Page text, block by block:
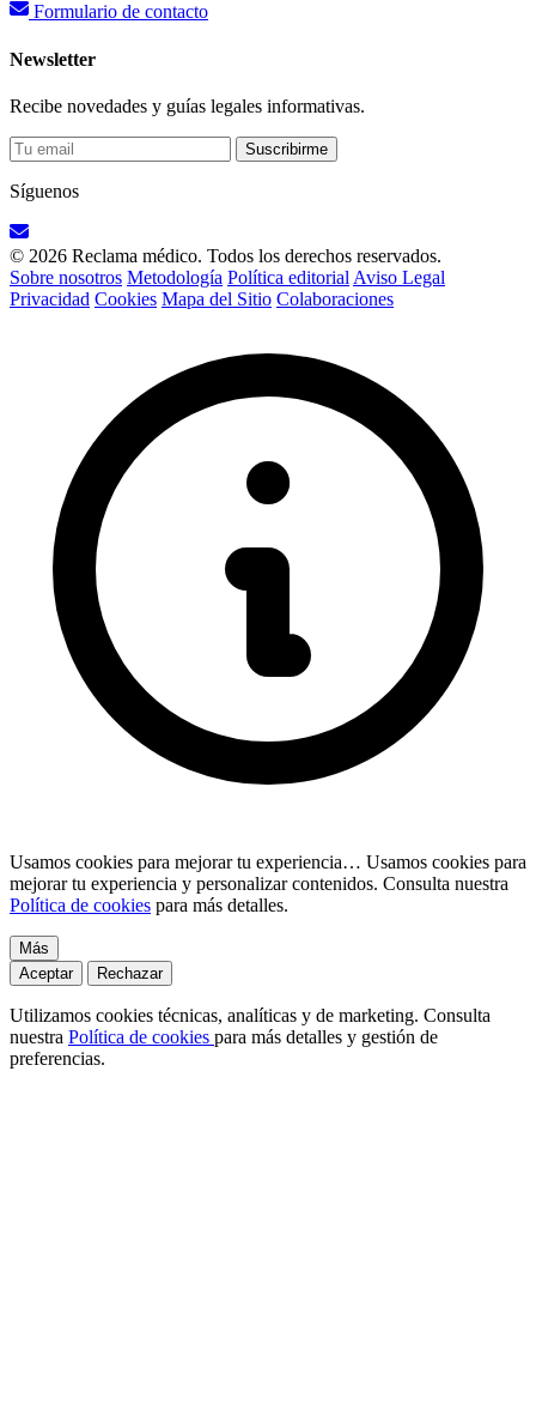
Formulario de contacto
Newsletter
Recibe novedades y guías legales informativas.
Suscribirme
Síguenos
© 2026 Reclama médico. Todos los derechos reservados.
Sobre nosotros Metodología Política editorial Aviso Legal
Privacidad Cookies Mapa del Sitio Colaboraciones
Usamos cookies para mejorar tu experiencia… Usamos cookies para
mejorar tu experiencia y personalizar contenidos. Consulta nuestra
Política de cookies para más detalles.
Más
Aceptar
Rechazar
Utilizamos cookies técnicas, analíticas y de marketing. Consulta
nuestra Política de cookies para más detalles y gestión de
preferencias.